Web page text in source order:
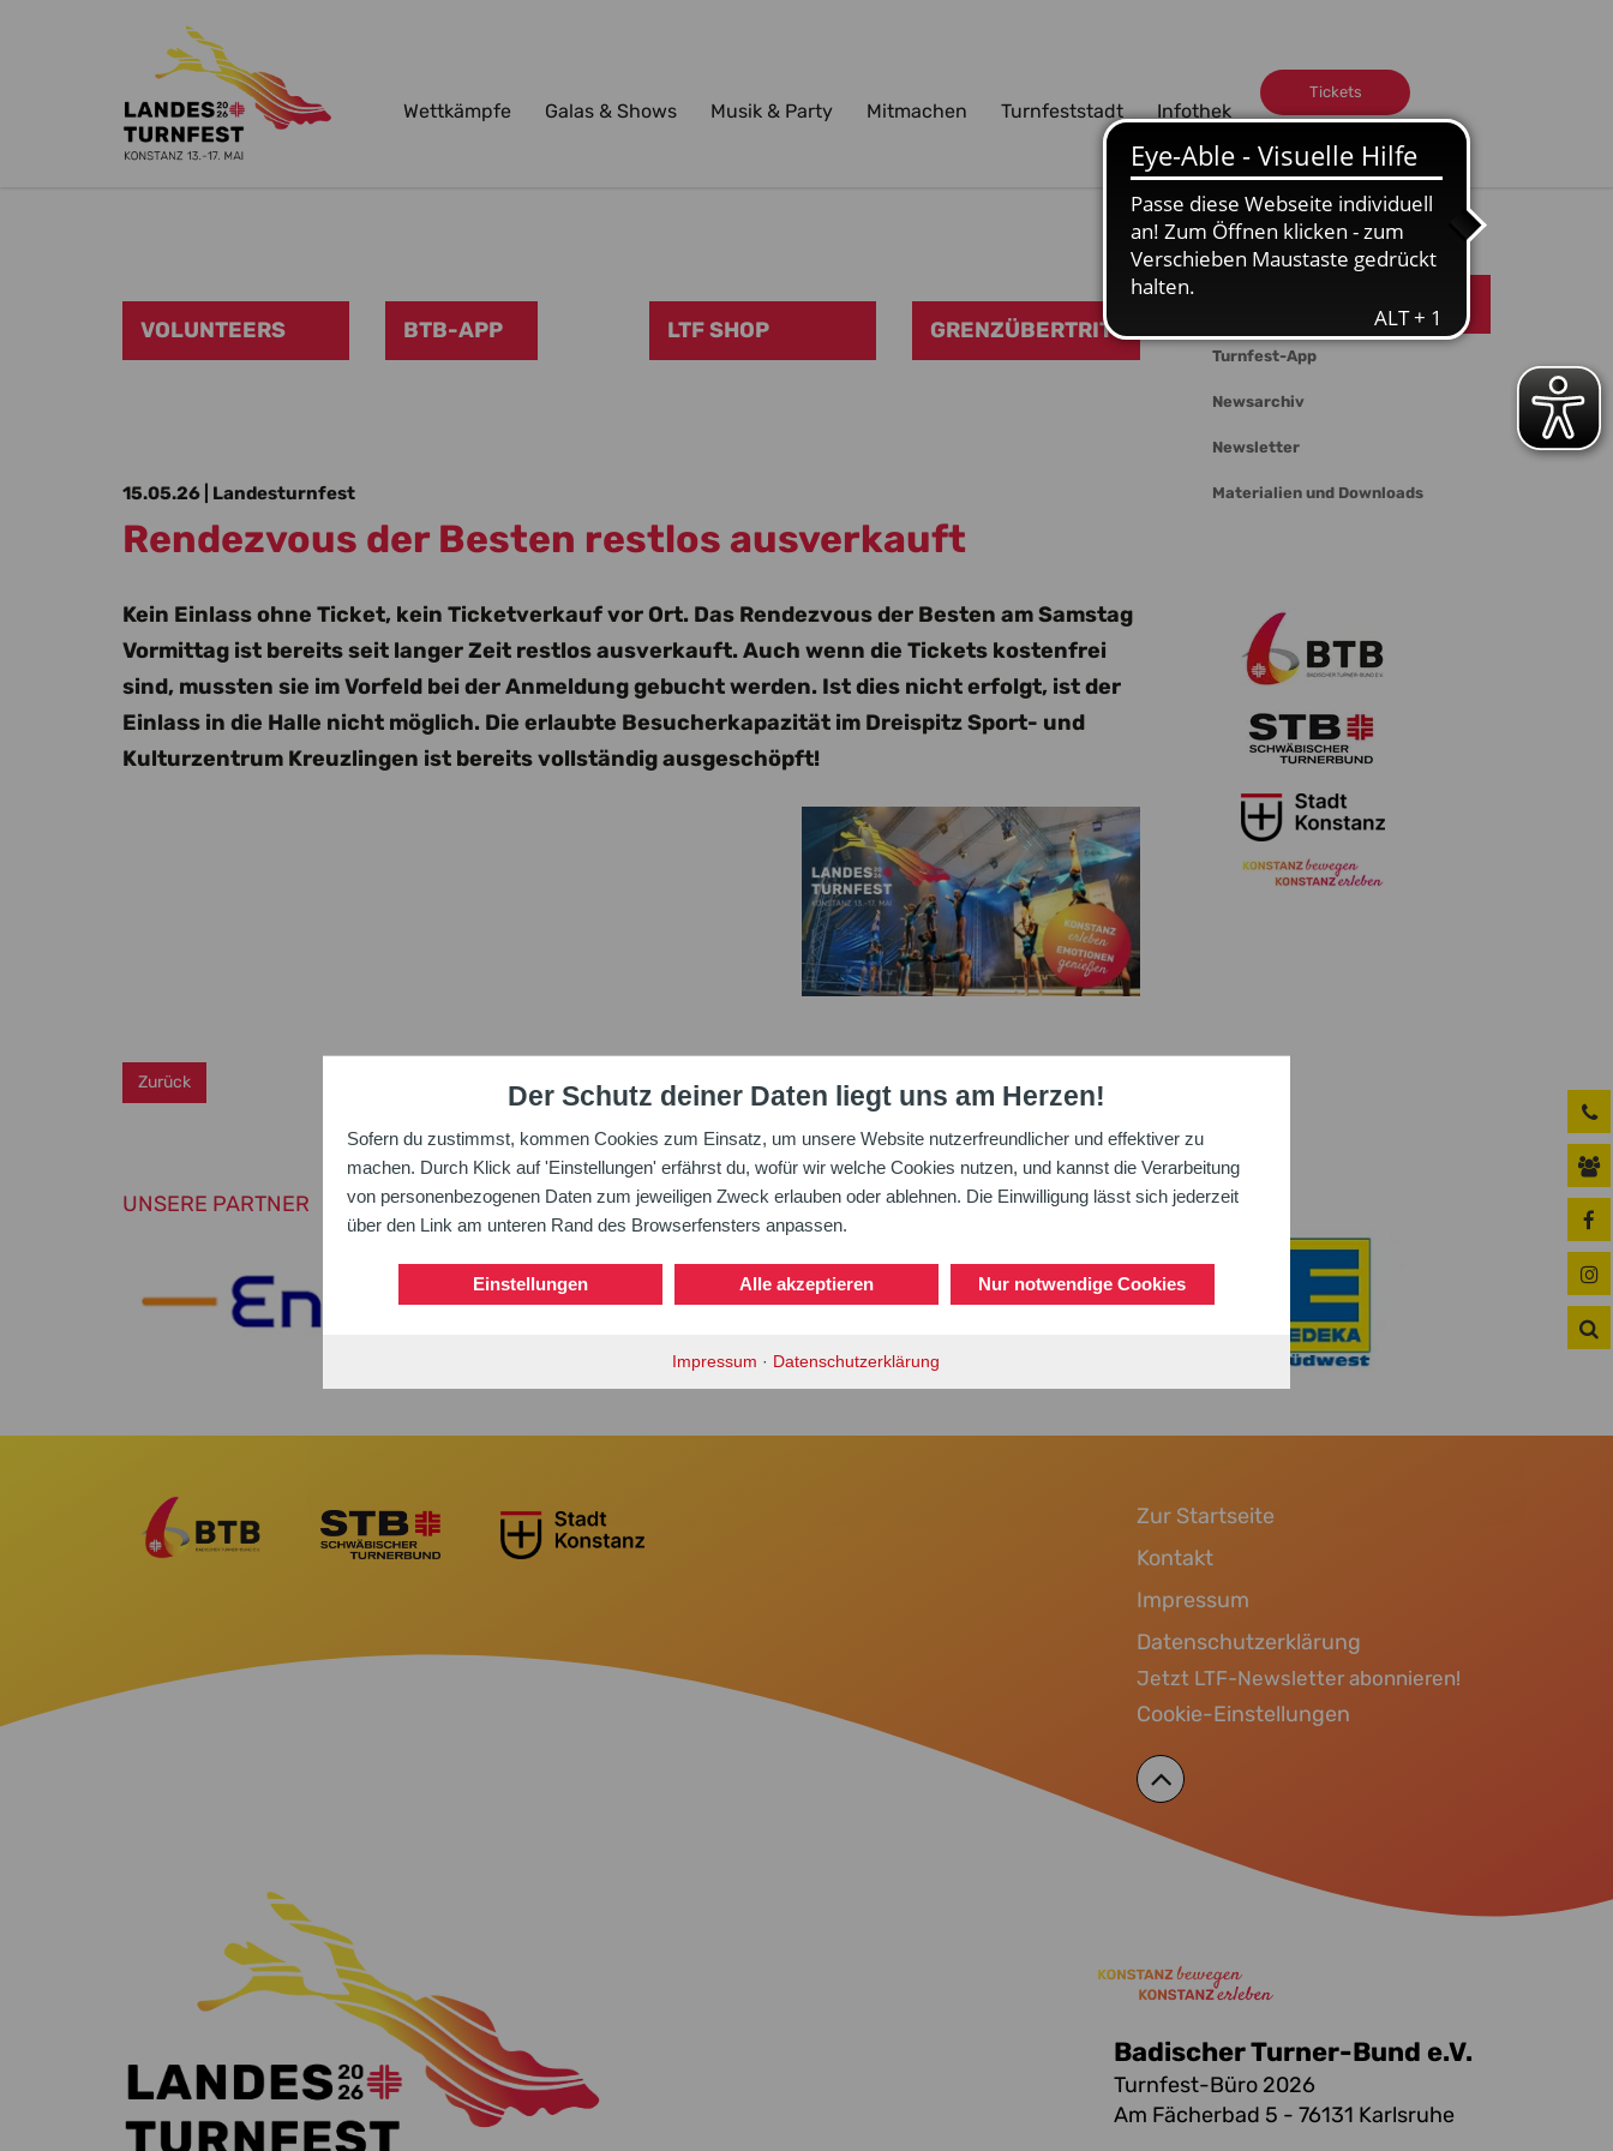
Der Schutz deiner Daten liegt uns am Herzen!
Sofern du zustimmst, kommen Cookies zum Einsatz, um unsere Website nutzerfreundlicher und effektiver zu
machen. Durch Klick auf 'Einstellungen' erfährst du, wofür wir welche Cookies nutzen, und kannst die Verarbeitung
von personenbezogenen Daten zum jeweiligen Zweck erlauben oder ablehnen. Die Einwilligung lässt sich jederzeit
über den Link am unteren Rand des Browserfensters anpassen.
Einstellungen Alle akzeptieren Nur notwendige Cookies
Impressum · Datenschutzerklärung
Zum Hauptinhalt springen
Wettkämpfe Galas & Shows Musik & Party Mitmachen Turnfeststadt Infothek
Tickets
Volunteers
VOLUNTEERS BTB-APP LTF SHOP GRENZÜBERTRITT
15.05.26 | Landesturnfest
Rendezvous der Besten restlos ausverkauft
Kein Einlass ohne Ticket, kein Ticketverkauf vor Ort. Das Rendezvous der Besten am Samstag
Vormittag ist bereits seit langer Zeit restlos ausverkauft. Auch wenn die Tickets kostenfrei
sind, mussten sie im Vorfeld bei der Anmeldung gebucht werden. Ist dies nicht erfolgt, ist der
Einlass in die Halle nicht möglich. Die erlaubte Besucherkapazität im Dreispitz Sport- und
Kulturzentrum Kreuzlingen ist bereits vollständig ausgeschöpft!
Zurück
Turnfest-App
Newsarchiv
Newsletter
Materialien und Downloads
UNSERE PARTNER
Zur Startseite
Kontakt
Impressum
Datenschutzerklärung
Jetzt LTF-Newsletter abonnieren!
Cookie-Einstellungen
Badischer Turner-Bund e.V.
Turnfest-Büro 2026
Am Fächerbad 5 - 76131 Karlsruhe